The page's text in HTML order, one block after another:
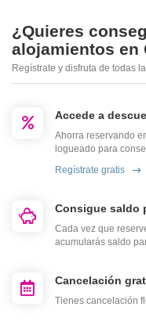
¿Quieres
alojamientos en
Regístrate y disfruta de todas
Accede a
Ahorra reservando
logueado para
Regístrate gratis
Consigue saldo
Cada vez que
acumularás saldo
Cancelación
Tienes cancelación